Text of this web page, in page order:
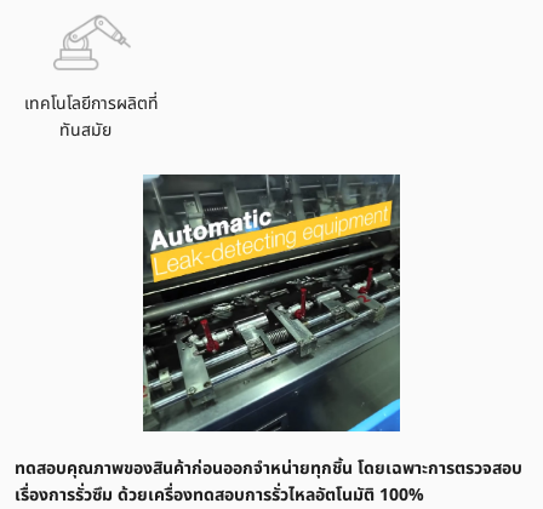
เทคโนโลยีการผลิตที่
ทันสมัย
ทดสอบคุณภาพของสินค้าก่อนออกจำหน่ายทุกชิ้น โดยเฉพาะการตรวจสอบ
เรื่องการรั่วซึม ด้วยเครื่องทดสอบการรั่วไหลอัตโนมัติ 100%